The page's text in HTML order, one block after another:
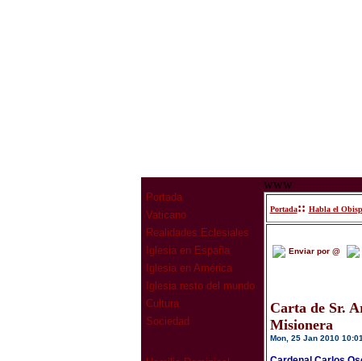
Portada
Vaticano
Realidades Eclesiales
Iglesia en España
Iglesia en América
Iglesia resto del mundo
Cultura
Sociedad
www
Portada:: Habla el
Enviar por @
Carta de Sr.
Misionera
Mon, 25 Jan 2010